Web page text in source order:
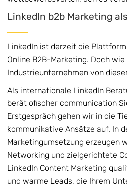
LinkedIn b2b Marketing
LinkedIn ist derzeit die
Online B2B-Marketing. Doch wie
Industrieunternehmen von
Als internationale LinkedIn
berät ofischer communication
Erstgespräch gehen wir in die
kommunikative Ansätze auf. In
Marketingumsetzung erzeugen
Networking und zielgerichtete
LinkedIn Content Marketing
und warme Leads, die Ihrem